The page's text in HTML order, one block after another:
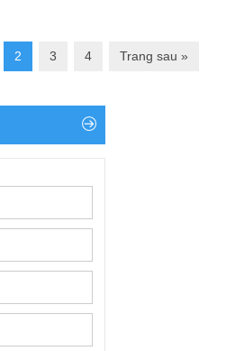
2 3 4 Trang sau »